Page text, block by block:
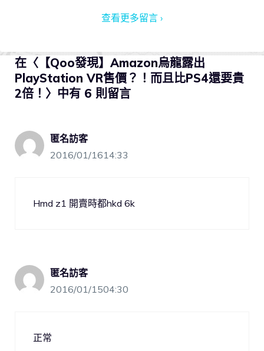
查看更多留言 ›
在〈【Qoo發現】Amazon烏龍露出
PlayStation VR售價？！而且比PS4還要貴
2倍！〉中有 6 則留言
匿名訪客
2016/01/1614:33
Hmd z1 開賣時都hkd 6k
匿名訪客
2016/01/1504:30
正常